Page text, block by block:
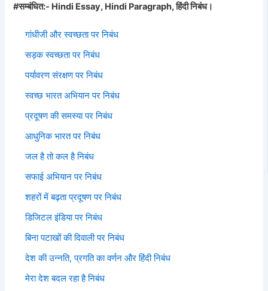
#सम्बंधित:- Hindi Essay, Hindi Paragraph, हिंदी निबंध।
गांधीजी और स्वच्छता पर निबंध
सड़क स्वच्छता पर निबंध
पर्यावरण संरक्षण पर निबंध
स्वच्छ भारत अभियान पर निबंध
प्रदूषण की समस्या पर निबंध
आधुनिक भारत पर निबंध
जल है तो कल है निबंध
सफाई अभियान पर निबंध
शहरों में बढ़ता प्रदूषण पर निबंध
डिजिटल इंडिया पर निबंध
बिना पटाखों की दिवाली पर निबंध
देश की उन्नति, प्रगति का वर्णन और हिंदी निबंध
मेरा देश बदल रहा है निबंध